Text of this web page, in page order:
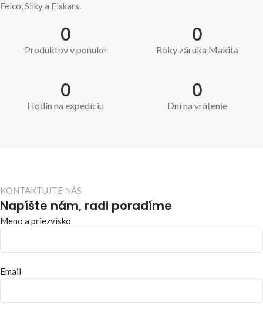
Felco, Silky a Fiskars.
0
Produktov v ponuke
0
Roky záruka Makita
0
Hodín na expedíciu
0
Dní na vrátenie
KONTAKTUJTE NÁS
Napíšte nám, radi poradíme
Meno a priezvisko
Email